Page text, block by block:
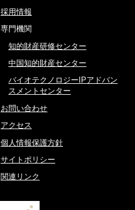
採用情報
専門機関
知的財産研修センター
中国知的財産センター
バイオテクノロジーIPアドバン
スメントセンター
お問い合わせ
アクセス
個人情報保護方針
サイトポリシー
関連リンク